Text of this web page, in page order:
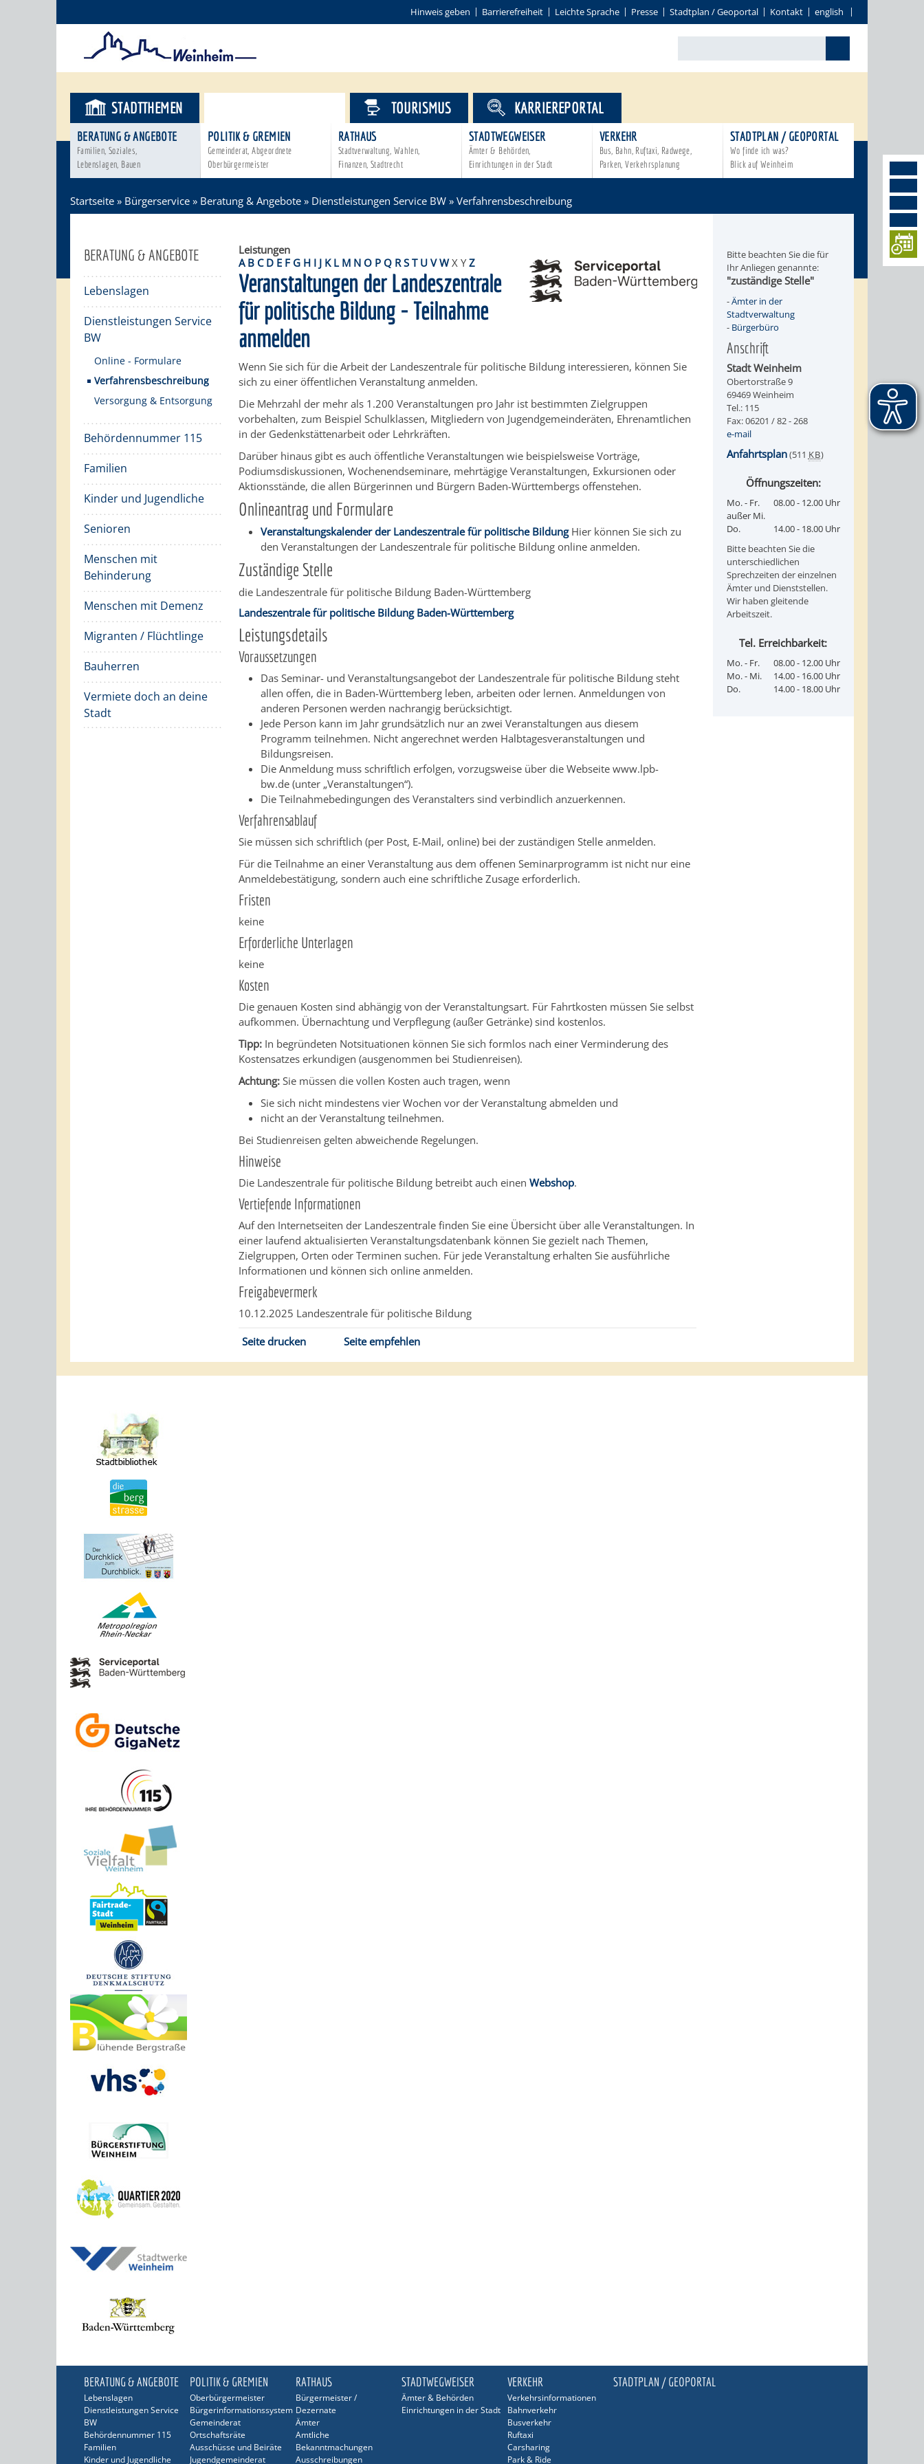
Hinweis geben Barrierefreiheit Leichte Sprache Presse Stadtplan / Geoportal Kontakt english
STADTTHEMEN
BERATUNG & ANGEBOTE
Familien, Soziales,
Lebenslagen, Bauen
POLITIK & GREMIEN
Gemeinderat, Abgeordnete
Oberbürgermeister
RATHAUS
Stadtverwaltung, Wahlen,
Finanzen, Stadtrecht
STADTWEGWEISER
Ämter & Behörden,
Einrichtungen in der Stadt
VERKEHR
Bus, Bahn, Ruftaxi, Radwege,
Parken, Verkehrsplanung
STADTPLAN / GEOPORTAL
Wo finde ich was?
Blick auf Weinheim
TOURISMUS KARRIEREPORTAL
Startseite » Bürgerservice » Beratung & Angebote » Dienstleistungen Service BW » Verfahrensbeschreibung
BERATUNG & ANGEBOTE
Lebenslagen
Dienstleistungen Service
BW
Online - Formulare
Verfahrensbeschreibung
Versorgung & Entsorgung
Behördennummer 115
Familien
Kinder und Jugendliche
Senioren
Menschen mit
Behinderung
Menschen mit Demenz
Migranten / Flüchtlinge
Bauherren
Vermiete doch an deine
Stadt
Leistungen
A B C D E F G H I J K L M N O P Q R S T U V W X Y Z
Veranstaltungen der Landeszentrale
für politische Bildung - Teilnahme
anmelden
Wenn Sie sich für die Arbeit der Landeszentrale für politische Bildung interessieren, können Sie
sich zu einer öffentlichen Veranstaltung anmelden.
Die Mehrzahl der mehr als 1.200 Veranstaltungen pro Jahr ist bestimmten Zielgruppen
vorbehalten, zum Beispiel Schulklassen, Mitgliedern von Jugendgemeinderäten, Ehrenamtlichen
in der Gedenkstättenarbeit oder Lehrkräften.
Darüber hinaus gibt es auch öffentliche Veranstaltungen wie beispielsweise Vorträge,
Podiumsdiskussionen, Wochenendseminare, mehrtägige Veranstaltungen, Exkursionen oder
Aktionsstände, die allen Bürgerinnen und Bürgern Baden-Württembergs offenstehen.
Onlineantrag und Formulare
Veranstaltungskalender der Landeszentrale für politische Bildung Hier können Sie sich zu
den Veranstaltungen der Landeszentrale für politische Bildung online anmelden.
Zuständige Stelle
die Landeszentrale für politische Bildung Baden-Württemberg
Landeszentrale für politische Bildung Baden-Württemberg
Leistungsdetails
Voraussetzungen
Das Seminar- und Veranstaltungsangebot der Landeszentrale für politische Bildung steht
allen offen, die in Baden-Württemberg leben, arbeiten oder lernen. Anmeldungen von
anderen Personen werden nachrangig berücksichtigt.
Jede Person kann im Jahr grundsätzlich nur an zwei Veranstaltungen aus diesem
Programm teilnehmen. Nicht angerechnet werden Halbtagesveranstaltungen und
Bildungsreisen.
Die Anmeldung muss schriftlich erfolgen, vorzugsweise über die Webseite www.lpb-
bw.de (unter „Veranstaltungen“).
DieTeilnahmebedingungen des Veranstalters sind verbindlich anzuerkennen.
Verfahrensablauf
Sie müssen sich schriftlich (per Post, E-Mail, online) bei der zuständigen Stelle anmelden.
Für die Teilnahme an einer Veranstaltung aus dem offenen Seminarprogramm ist nicht nur eine
Anmeldebestätigung, sondern auch eine schriftliche Zusage erforderlich.
Fristen
keine
Erforderliche Unterlagen
keine
Kosten
Die genauen Kosten sind abhängig von der Veranstaltungsart. Für Fahrtkosten müssen Sie selbst
aufkommen. Übernachtung und Verpflegung (außer Getränke) sind kostenlos.
Tipp: In begründeten Notsituationen können Sie sich formlos nach einer Verminderung des
Kostensatzes erkundigen (ausgenommen bei Studienreisen).
Achtung:Sie müssen die vollen Kosten auch tragen, wenn
Sie sich nicht mindestens vier Wochen vor der Veranstaltung abmelden und
nicht an der Veranstaltung teilnehmen.
Bei Studienreisen gelten abweichende Regelungen.
Hinweise
Die Landeszentrale für politische Bildung betreibt auch einenWebshop.
Vertiefende Informationen
Auf den Internetseiten der Landeszentrale finden Sie eine Übersicht über alle Veranstaltungen. In
einer laufend aktualisierten Veranstaltungsdatenbank können Sie gezielt nach Themen,
Zielgruppen, Orten oder Terminen suchen. Für jede Veranstaltung erhalten Sie ausführliche
Informationen und können sich online anmelden.
Freigabevermerk
10.12.2025 Landeszentrale für politische Bildung
Seite drucken Seite empfehlen
Bitte beachten Sie die für
Ihr Anliegen genannte:
"zuständige Stelle"
-Ämter in der
Stadtverwaltung
- Bürgerbüro
Anschrift
Stadt Weinheim
Obertorstraße 9
69469 Weinheim
Tel.: 115
Fax: 06201 / 82 - 268
e-mail
Anfahrtsplan(511 KB)
Öffnungszeiten:
Mo. - Fr.
außer Mi.
08.00 - 12.00 Uhr
Do.
14.00 - 18.00 Uhr
Bitte beachten Sie die
unterschiedlichen
Sprechzeiten der einzelnen
Ämter und Dienststellen.
Wir haben gleitende
Arbeitszeit.
Tel. Erreichbarkeit:
Mo. - Fr.
08.00 - 12.00 Uhr
Mo. - Mi.
14.00 - 16.00 Uhr
Do.
14.00 - 18.00 Uhr
BERATUNG & ANGEBOTE
Lebenslagen
Dienstleistungen Service
BW
Behördennummer 115
Familien
Kinder und Jugendliche
POLITIK & GREMIEN
Oberbürgermeister
Bürgerinformationssystem
Gemeinderat
Ortschaftsräte
Ausschüsse und Beiräte
Jugendgemeinderat
RATHAUS
Bürgermeister /
Dezernate
Ämter
Amtliche
Bekanntmachungen
Ausschreibungen
STADTWEGWEISER
Ämter & Behörden
Einrichtungen in der Stadt
VERKEHR
Verkehrsinformationen
Bahnverkehr
Busverkehr
Ruftaxi
Carsharing
Park & Ride
STADTPLAN / GEOPORTAL